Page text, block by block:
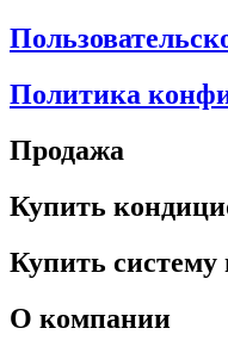
Политика
Продажа
Купить
Купить
О компании